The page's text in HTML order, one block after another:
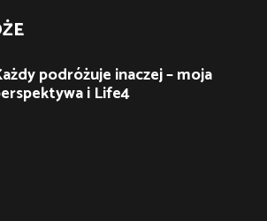
podróżuje inaczej – moja
i Life4